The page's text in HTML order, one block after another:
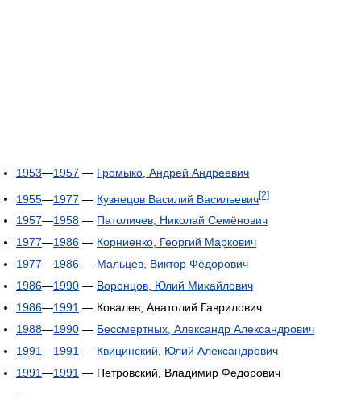
1953—1957 — Громыко, Андрей Андреевич
1955—1977 — Кузнецов Василий Васильевич[2]
1957—1958 — Патоличев, Николай Семёнович
1977—1986 — Корниенко, Георгий Маркович
1977—1986 — Мальцев, Виктор Фёдорович
1986—1990 — Воронцов, Юлий Михайлович
1986—1991 — Ковалев, Анатолий Гаврилович
1988—1990 — Бессмертных, Александр Александрович
1991—1991 — Квицинский, Юлий Александрович
1991—1991 — Петровский, Владимир Федорович